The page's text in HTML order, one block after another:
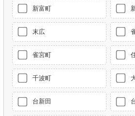
新富町
末広
雀宮町
千波町
台新田